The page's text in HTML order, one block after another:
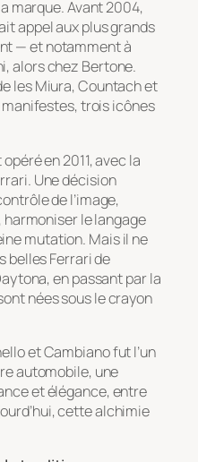
marque. Avant 2004,
appel aux plus grands
— et notamment à
alors chez Bertone.
les Miura, Countach et
trois icônes
en 2011, avec la
. Une décision
de l’image,
le langage
mutation. Mais il ne
belles Ferrari de
en passant par la
nées sous le crayon
et Cambiano fut l’un
automobile, une
et élégance, entre
cette alchimie